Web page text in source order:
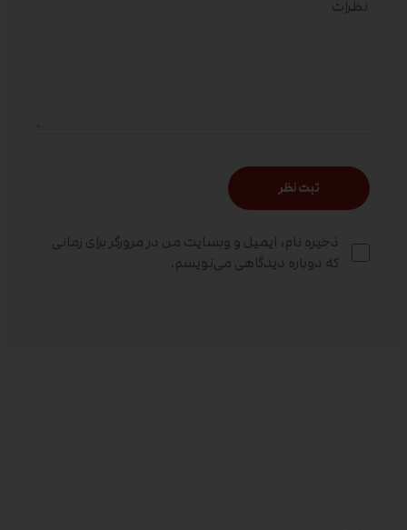
ذخیره نام، ایمیل و وبسایت من در مرورگر برای زمانی
که دوباره دیدگاهی می‌نویسم.